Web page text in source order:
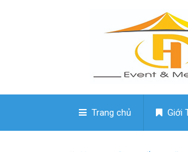
Trang chủ Giới